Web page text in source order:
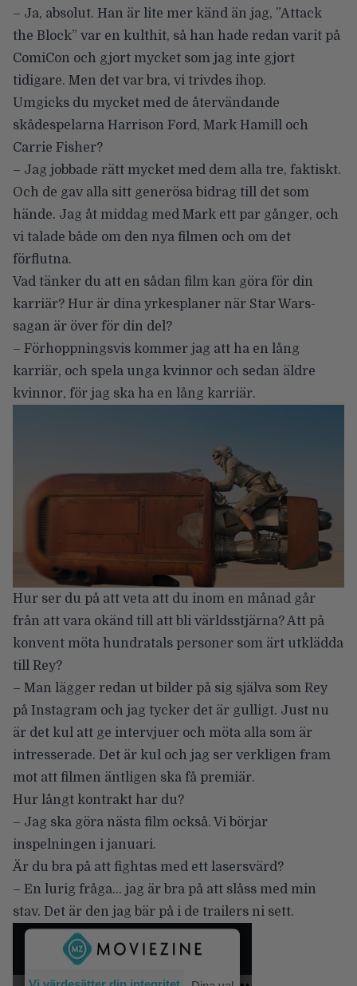
– Ja, absolut. Han är lite mer känd än jag, ”Attack
the Block” var en kulthit, så han hade redan varit på
ComiCon och gjort mycket som jag inte gjort
tidigare. Men det var bra, vi trivdes ihop.
Umgicks du mycket med de återvändande
skådespelarna Harrison Ford, Mark Hamill och
Carrie Fisher?
– Jag jobbade rätt mycket med dem alla tre, faktiskt.
Och de gav alla sitt generösa bidrag till det som
hände. Jag åt middag med Mark ett par gånger, och
vi talade både om den nya filmen och om det
förflutna.
Vad tänker du att en sådan film kan göra för din
karriär? Hur är dina yrkesplaner när Star Wars-
sagan är över för din del?
– Förhoppningsvis kommer jag att ha en lång
karriär, och spela unga kvinnor och sedan äldre
kvinnor, för jag ska ha en lång karriär.
Hur ser du på att veta att du inom en månad går
från att vara okänd till att bli världsstjärna? Att på
konvent möta hundratals personer som ärt utklädda
till Rey?
– Man lägger redan ut bilder på sig själva som Rey
på Instagram och jag tycker det är gulligt. Just nu
är det kul att ge intervjuer och möta alla som är
intresserade. Det är kul och jag ser verkligen fram
mot att filmen äntligen ska få premiär.
Hur långt kontrakt har du?
– Jag ska göra nästa film också. Vi börjar
inspelningen i januari.
Är du bra på att fightas med ett lasersvärd?
– En lurig fråga… jag är bra på att slåss med min
stav. Det är den jag bär på i de trailers ni sett.